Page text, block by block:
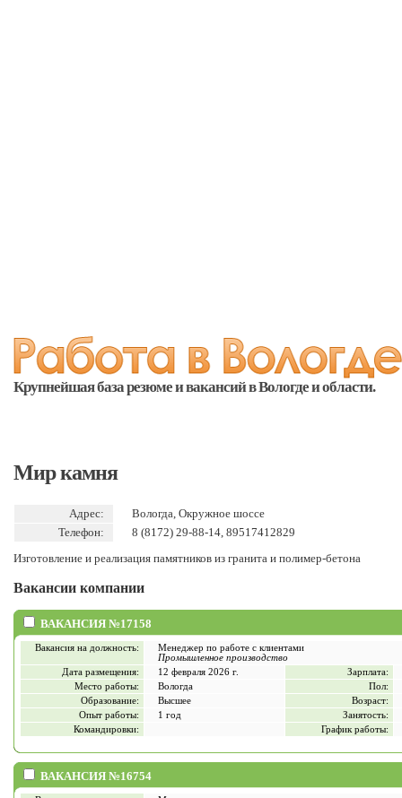
Крупнейшая база резюме и вакансий в Вологде и области.
Мир камня
Адрес:
Вологда, Окружное шоссе
Телефон:
8 (8172) 29-88-14, 89517412829
Изготовление и реализация памятников из гранита и полимер-бетона
Вакансии компании
ВАКАНСИЯ №17158
Вакансия на должность:
Менеджер по работе с клиентами
Промышленное производство
Дата размещения:
12 февраля 2026 г.
Зарплата:
Место работы:
Вологда
Пол:
Образование:
Высшее
Возраст:
Опыт работы:
1 год
Занятость:
Командировки:
График работы:
ВАКАНСИЯ №16754